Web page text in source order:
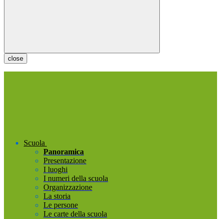
close
Scuola
Panoramica
Presentazione
I luoghi
I numeri della scuola
Organizzazione
La storia
Le persone
Le carte della scuola